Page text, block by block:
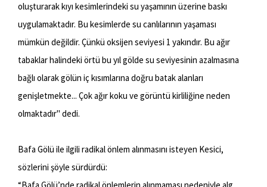
oluşturarak kıyı kesimlerindeki su yaşamının üzerine baskı
uygulamaktadır. Bu kesimlerde su canlılarının yaşaması
mümkün değildir. Çünkü oksijen seviyesi 1 yakındır. Bu ağır
tabaklar halindeki örtü bu yıl gölde su seviyesinin azalmasına
bağlı olarak gölün iç kısımlarına doğru batak alanları
genişletmekte... Çok ağır koku ve görüntü kirliliğine neden
olmaktadır" dedi.
Bafa Gölü ile ilgili radikal önlem alınmasını isteyen Kesici,
sözlerini şöyle sürdürdü: